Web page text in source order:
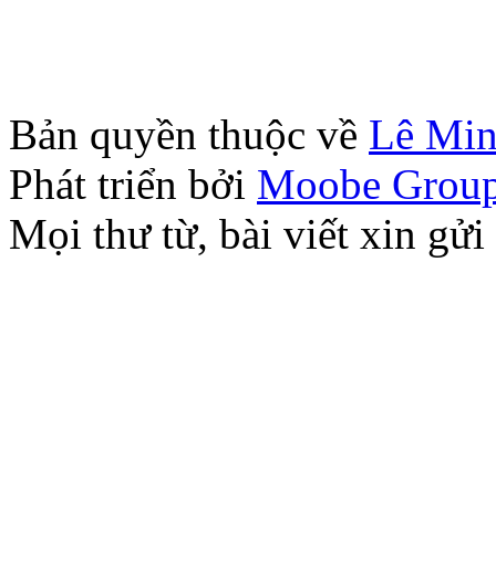
Bản quyền thuộc về Lê
Phát triển bởi Moobe
Mọi thư từ, bài viết xin gửi